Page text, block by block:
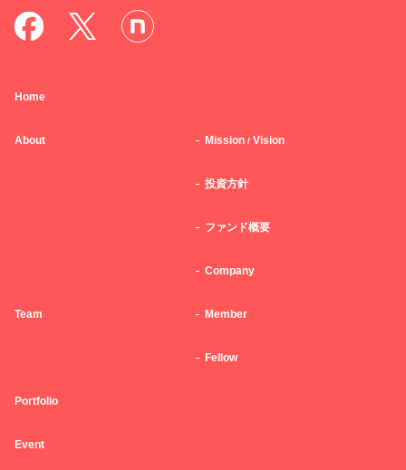
Home
About Mission / Vision
投資方針
ファンド概要
Company
Team Member
Fellow
Portfolio
Event